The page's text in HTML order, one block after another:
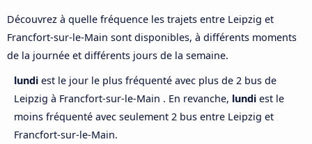
Découvrez à quelle fréquence les trajets entre Leipzig et
Francfort-sur-le-Main sont disponibles, à différents moments
de la journée et différents jours de la semaine.
lundi est le jour le plus fréquenté avec plus de 2 bus de
Leipzig à Francfort-sur-le-Main . En revanche, lundi est le
moins fréquenté avec seulement 2 bus entre Leipzig et
Francfort-sur-le-Main.